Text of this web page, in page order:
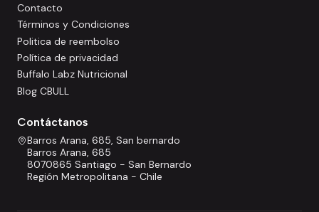
Contacto
Términos y Condiciones
Politica de reembolso
Política de privacidad
Buffalo Labz Nutricional
Blog CBULL
Contáctanos
Barros Arana, 685, San bernardo
Barros Arana, 685
8070865 Santiago - San Bernardo
Región Metropolitana - Chile